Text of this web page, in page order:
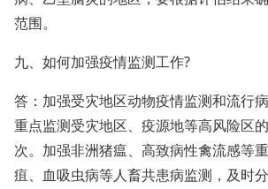
范围。
九、如何加强疫情监测工作?
答：加强受灾地区动物疫情监测和流行
重点监测受灾地区、疫源地等高风险区
次。加强非洲猪瘟、高致病性禽流感等
疽、血吸虫病等人畜共患病监测，及时